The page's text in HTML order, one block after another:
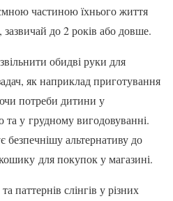
частиною їхнього життя
до 2 років або довше.
обидві руки для
як наприклад приготування
потреби дитини у
у грудному вигодовуванні.
безпечнішу альтернативу до
для покупок у магазині.
паттернів слінгів у різних